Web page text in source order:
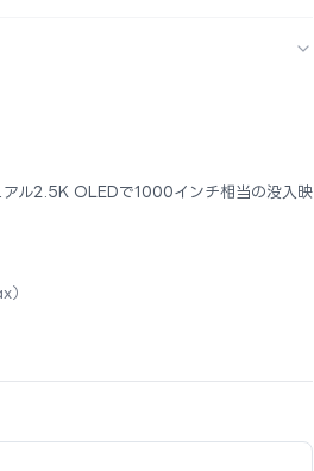
アル2.5K OLEDで1000インチ相当の没入映
）